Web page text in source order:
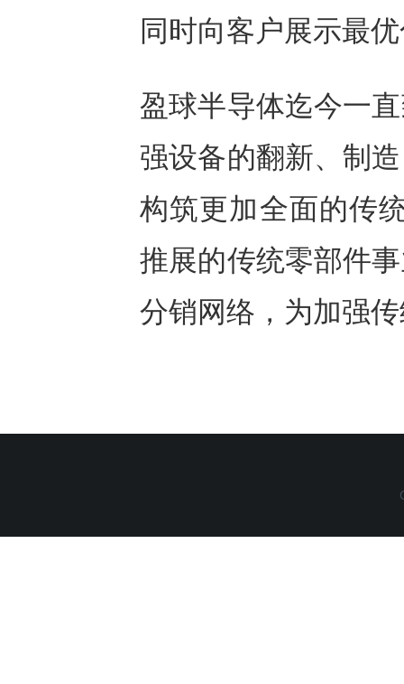
同时向客户展示最
盈球半导体迄今一
强设备的翻新、制
构筑更加全面的传
推展的传统零部件
分销网络，为加强